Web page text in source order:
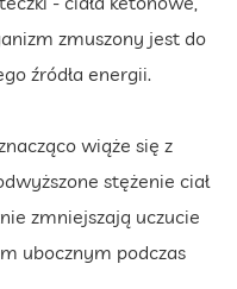
zmuszony jest do
źródła energii.
wiąże się z
stężenie ciał
zmniejszają uczucie
ubocznym podczas